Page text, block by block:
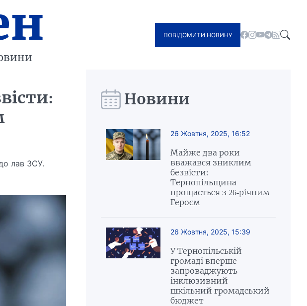
ПОВІДОМИТИ НОВИНУ
лав ЗСУ.
Новини
26 Жовтня, 2025, 16:52
Майже два роки
вважався зниклим
безвісти:
Тернопільщина
прощається з 26-річним
Героєм
26 Жовтня, 2025, 15:39
У Тернопільській
громаді вперше
запроваджують
інклюзивний
шкільний громадський
бюджет